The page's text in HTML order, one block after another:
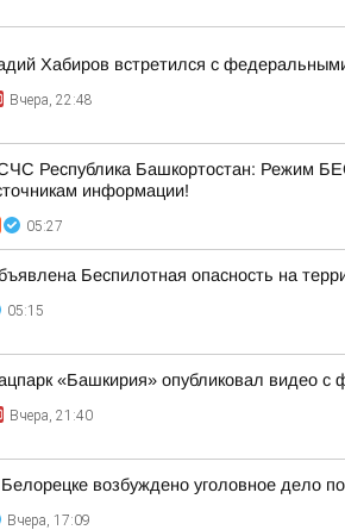
Хабиров встретился с
Вчера, 22:48
Республика Башкортостан: Режим
информации!
05:27
Беспилотная опасность на
05:15
«Башкирия» опубликовал видео с
Вчера, 21:40
возбуждено уголовное дело
Вчера, 17:09